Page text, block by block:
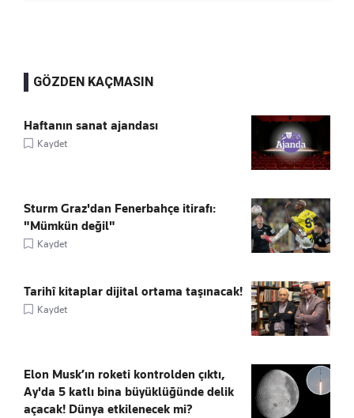
GÖZDEN KAÇMASIN
Haftanın sanat ajandası
Kaydet
Sturm Graz'dan Fenerbahçe itirafı:
"Mümkün değil"
Kaydet
Tarihî kitaplar dijital ortama taşınacak!
Kaydet
Elon Musk’ın roketi kontrolden çıktı,
Ay'da 5 katlı bina büyüklüğünde delik
açacak! Dünya etkilenecek mi?